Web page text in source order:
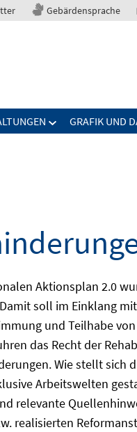
Gebärdensprache
GRAFIK UND
Aktionsplan 2.0
soll im Einklang
und Teilhabe
das Recht der
Wie stellt
Arbeitswelten
relevante
realisierten